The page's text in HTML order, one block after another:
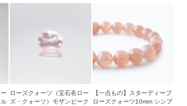
ローズクォーツ（宝石名ロー
ズ・クォーツ）モザンビーク
【一点もの】スターディープ
ローズクォーツ10mm シンプ